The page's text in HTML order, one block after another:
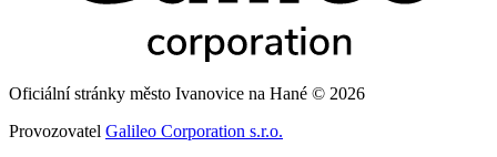
Oficiální stránky město Ivanovice na Hané © 2026
Provozovatel Galileo Corporation s.r.o.